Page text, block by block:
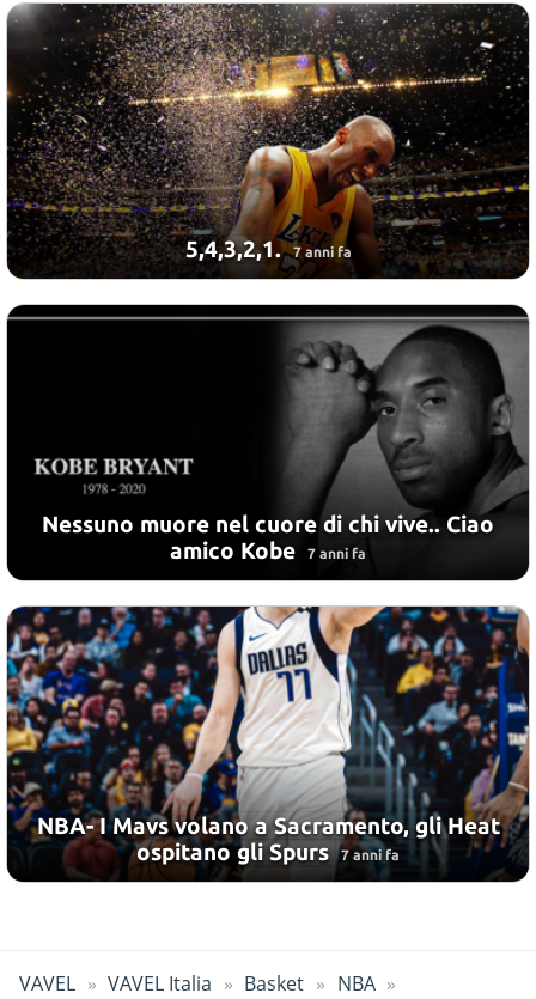
5,4,3,2,1. 7 anni fa
Nessuno muore nel cuore di chi vive.. Ciao
amico Kobe
7 anni fa
NBA- I Mavs volano a Sacramento, gli Heat
ospitano gli Spurs 7 anni fa
VAVEL VAVEL Italia Basket NBA